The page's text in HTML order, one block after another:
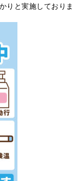
りと実施しておりま